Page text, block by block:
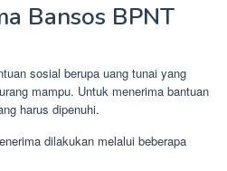
Bansos BPNT
sosial berupa uang tunai yang
mampu. Untuk menerima bantuan
harus dipenuhi.
dilakukan melalui beberapa